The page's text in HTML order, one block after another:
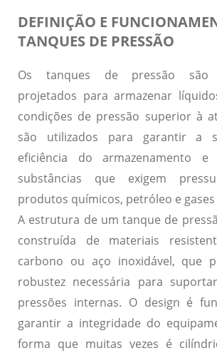
DEFINIÇÃO E
TANQUES DE PRESSÃO
Os tanques de pressão são
projetados para armazenar
condições de pressão superior à
são utilizados para garantir a
eficiência do armazenamento
substâncias que exigem
produtos químicos, petróleo e
A estrutura de um tanque de
construída de materiais
carbono ou aço inoxidável, que
robustez necessária para
pressões internas. O design é
garantir a integridade do
forma que muitas vezes é